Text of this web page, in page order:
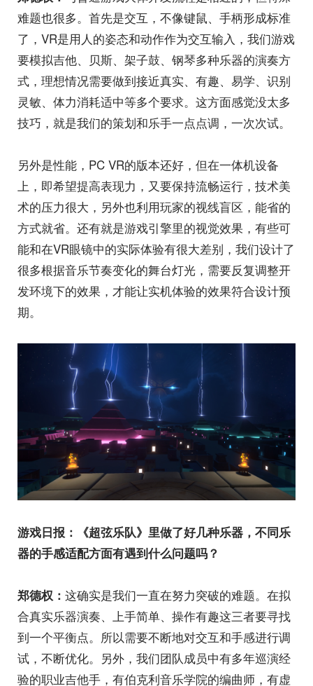
难题也很多。首先是交互，不像键鼠、手柄形成标准
了，VR是用人的姿态和动作作为交互输入，我们游戏
要模拟吉他、贝斯、架子鼓、钢琴多种乐器的演奏方
式，理想情况需要做到接近真实、有趣、易学、识别
灵敏、体力消耗适中等多个要求。这方面感觉没太多
技巧，就是我们的策划和乐手一点点调，一次次试。
另外是性能，PC VR的版本还好，但在一体机设备
上，即希望提高表现力，又要保持流畅运行，技术美
术的压力很大，另外也利用玩家的视线盲区，能省的
方式就省。还有就是游戏引擎里的视觉效果，有些可
能和在VR眼镜中的实际体验有很大差别，我们设计了
很多根据音乐节奏变化的舞台灯光，需要反复调整开
发环境下的效果，才能让实机体验的效果符合设计预
期。
游戏日报：《超弦乐队》里做了好几种乐器，不同乐
器的手感适配方面有遇到什么问题吗？
郑德权： 这确实是我们一直在努力突破的难题。在拟
合真实乐器演奏、上手简单、操作有趣这三者要寻找
到一个平衡点。所以需要不断地对交互和手感进行调
试，不断优化。另外，我们团队成员中有多年巡演经
验的职业吉他手，有伯克利音乐学院的编曲师，有虚